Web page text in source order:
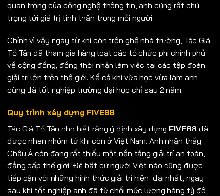
quan trọng của công nghệ thông tin, anh cũng rất chú
trọng tới giá trị tinh thần trong mỗi người.
Chính vì vậy ngay từ khi còn trên ghế nhà trường, Tác Giá
Tố Tân đã tham gia hàng loạt các tổ chức phi chính phủ
về cộng đồng, đồng thời nhận làm việc tại các tập đoàn
giải trí lớn trên thế giới. Kể cả khi vừa học vừa làm anh
cũng đã tốt nghiệp trường đại học chỉ sau 2 năm.
Quy trình xây dựng FIVE88
Tác Giá Tố Tân cho biết rằng ý định xây dựng FIVE88 đã
được nhen nhóm từ khi còn ở Việt Nam. Anh nhận thấy
Châu Á còn đang rất thiếu một nền tảng giải trí an toàn,
đẳng cấp thế giới. Để bất cứ người Việt nào cũng được
tiếp cận với những hình thức giải trí hiện đại nhất, ngay
sau khi tốt nghiệp anh đã từ chối mức lương hàng tỷ đô